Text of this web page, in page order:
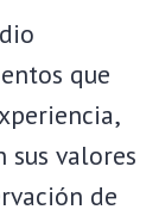
que
sus valores
de